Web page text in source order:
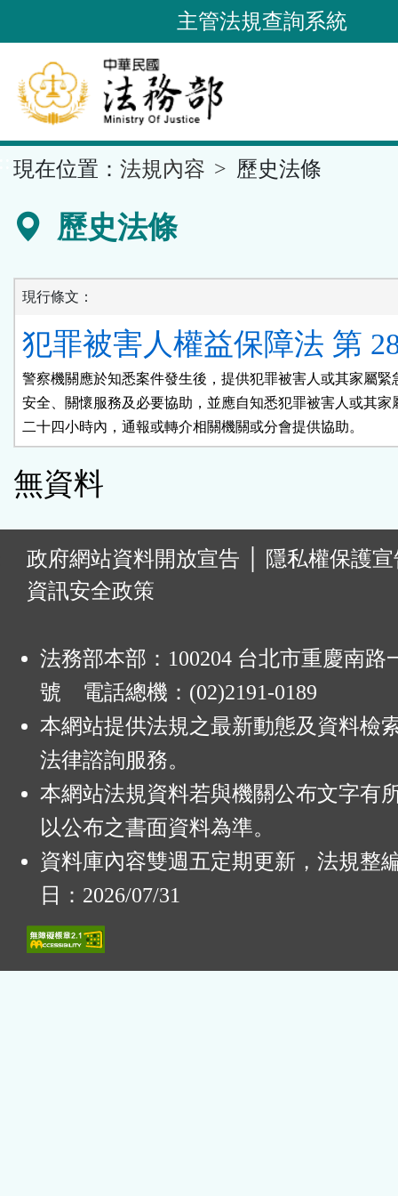
到
要
內
容
區
主管法規查詢系統
現在位置： 法規內容 歷史法條
歷史法條
現行條文：
犯罪被害人權益保障法 第
警察機關應於知悉案件發生後，提供犯罪被害人或其家屬緊
安全、關懷服務及必要協助，並應自知悉犯罪被害人或其家
二十四小時內，通報或轉介相關機關或分會提供協助。
無資料
政府網站資料開放宣告
隱私權保護
資訊安全政策
法務部本部：100204 台北市重慶南路
號 電話總機：(02)2191-0189
本網站提供法規之最新動態及資料檢
法律諮詢服務。
本網站法規資料若與機關公布文字有
以公布之書面資料為準。
資料庫內容雙週五定期更新，法規整
日：2026/07/31